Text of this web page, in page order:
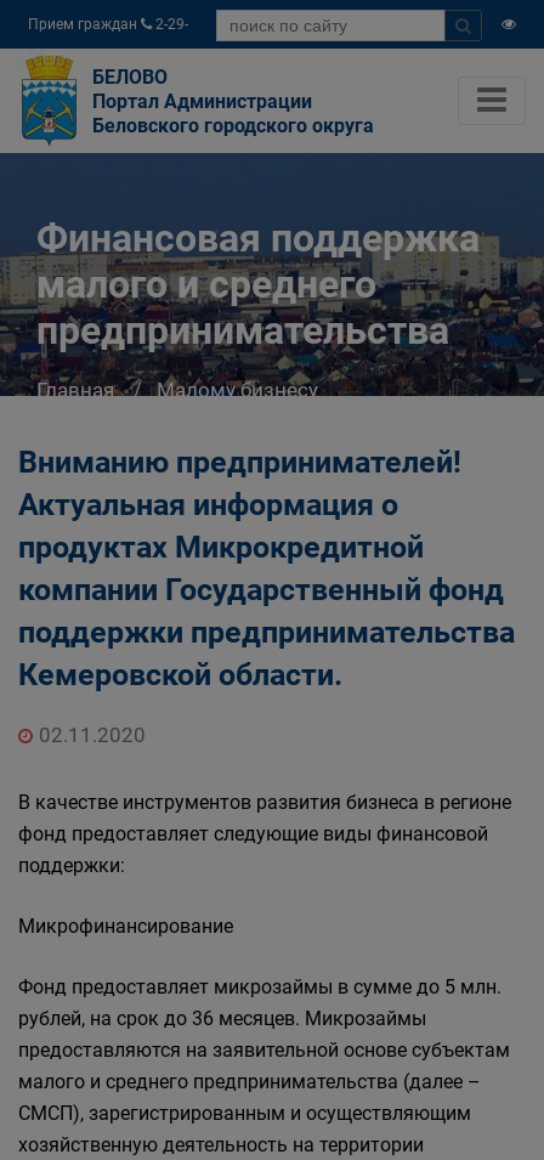
Прием граждан
2-29-
04
БЕЛОВО
Портал Администрации
Беловского городского округа
Финансовая поддержка
малого и среднего
предпринимательства
Главная
Малому бизнесу
Вниманию предпринимателей!
Актуальная информация о
продуктах Микрокредитной
компании Государственный фонд
поддержки предпринимательства
Кемеровской области.
02.11.2020
В качестве инструментов развития бизнеса в регионе
фонд предоставляет следующие виды финансовой
поддержки:
Микрофинансирование
Фонд предоставляет микрозаймы в сумме до 5 млн.
рублей, на срок до 36 месяцев. Микрозаймы
предоставляются на заявительной основе субъектам
малого и среднего предпринимательства (далее –
СМСП), зарегистрированным и осуществляющим
хозяйственную деятельность на территории